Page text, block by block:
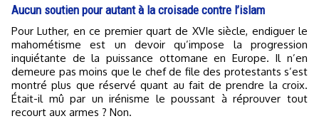
Aucun soutien pour autant à la croisade contre l’islam
Pour Luther, en ce premier quart de XVIe siècle, endiguer le
mahométisme est un devoir qu’impose la progression
inquiétante de la puissance ottomane en Europe. Il n’en
demeure pas moins que le chef de file des protestants s’est
montré plus que réservé quant au fait de prendre la croix.
Était-il mû par un irénisme le poussant à réprouver tout
recourt aux armes ? Non.